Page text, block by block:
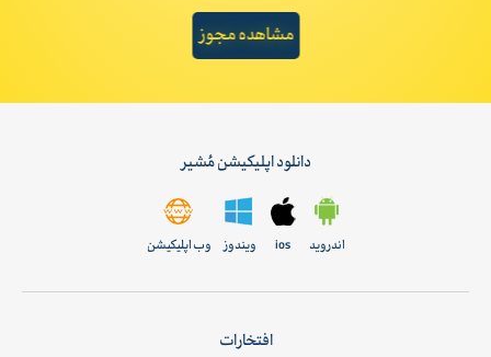
مشاهده مجوز
دانلود اپلیکیشن مُشیر
اندروید ios ویندوز وب اپلیکیشن
افتخارات